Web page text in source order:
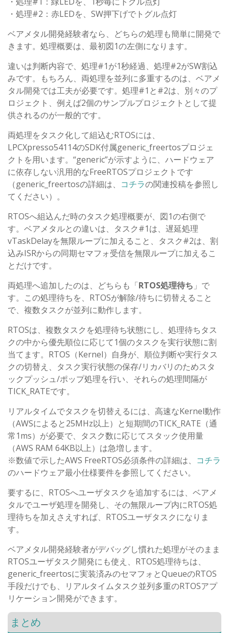
・処理#2：赤LEDを、SW押下げでトグル点灯
ベアメタル開発経験者なら、どちらの処理も簡単に開発で
きます。処理概要は、最初図1の左側になります。
違いは判断内容で、処理#1が1秒経過、処理#2がSW割込
みです。もちろん、両処理を並列に多重するのは、ベアメ
タル開発では工夫が必要です。処理#1と#2は、別々のプ
ロジェクト、例えば2個のサンプルプロジェクトとして提
供されるのが一般的です。
両処理をタスク化して組込むRTOSには、
LPCXpresso54114のSDK付属generic_freertosプロジェ
クトを用います。“generic”が示すように、ハードウェア
に依存しない汎用的なFreeRTOSプロジェクトです
（generic_freertosの詳細は、 コチラの関連投稿を参照し
てください）。
RTOSへ組込んだ時のタスク処理概要が、図1の右側で
す。ベアメタルとの違いは、タスク#1は、遅延処理
vTaskDelayを無限ループに加えること、タスク#2は、割
込みISRからの同期セマフォ受信を無限ループに加えるこ
とだけです。
両処理へ追加したのは、どちらも「RTOS処理待ち 」で
す。この処理待ちを、RTOSが解除/待ちに切替えること
で、複数タスクが並列に動作します。
RTOSは、複数タスクを処理待ち状態にし、処理待ちタス
クの中から優先順位に応じて1個のタスクを実行状態に割
当てます。RTOS（Kernel）自身が、順位判断や実行タス
クの切替え、タスク実行状態の保存/リカバリのためスタ
ックプッシュ/ポップ処理を行い、それらの処理間隔が
TICK_RATEです。
リアルタイムでタスクを切替えるには、高速なKernel動作
（AWSによると25MHz以上）と短期間のTICK_RATE（通
常1ms）が必要で、タスク数に応じてスタック使用量
（AWS RAM 64KB以上）は急増します。
※数値で示したAWS FreeRTOS必須条件の詳細は、 コチラ
のハードウェア最小仕様要件を参照してください。
要するに、RTOSへユーザタスクを追加するには、ベアメ
タルでユーザ処理を開発し、その無限ループ内にRTOS処
理待ちを加えさえすれば、RTOSユーザタスクになりま
す。
ベアメタル開発経験者がデバッグし慣れた処理がそのまま
RTOSユーザタスク開発にも使え、RTOS処理待ちは、
generic_freertosに実装済みのセマフォとQueueのRTOS
手段だけでも、リアルタイムタスク並列多重のRTOSアプ
リケーション開発ができます。
まとめ